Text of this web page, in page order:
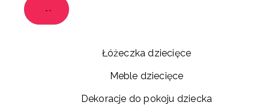
Łóżeczka dziecięce
Meble dziecięce
Dekoracje do pokoju dziecka